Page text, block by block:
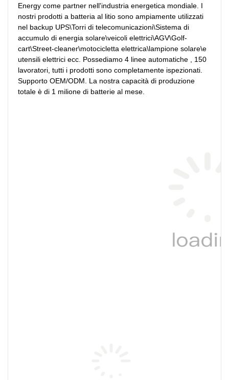
Energy come partner nell'industria energetica mondiale. I
nostri prodotti a batteria al litio sono ampiamente utilizzati
nel backup UPS\Torri di telecomunicazioni\Sistema di
accumulo di energia solare\veicoli elettrici\AGV\Golf-
cart\Street-cleaner\motocicletta elettrica\lampione solare\e
utensili elettrici ecc. Possediamo 4 linee automatiche , 150
lavoratori, tutti i prodotti sono completamente ispezionati.
Supporto OEM/ODM. La nostra capacità di produzione
totale è di 1 milione di batterie al mese.